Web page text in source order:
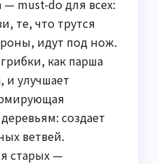
— must-do для всех:
те, что трутся
идут под нож.
как парша
и улучшает
создает
ветвей.
старых —